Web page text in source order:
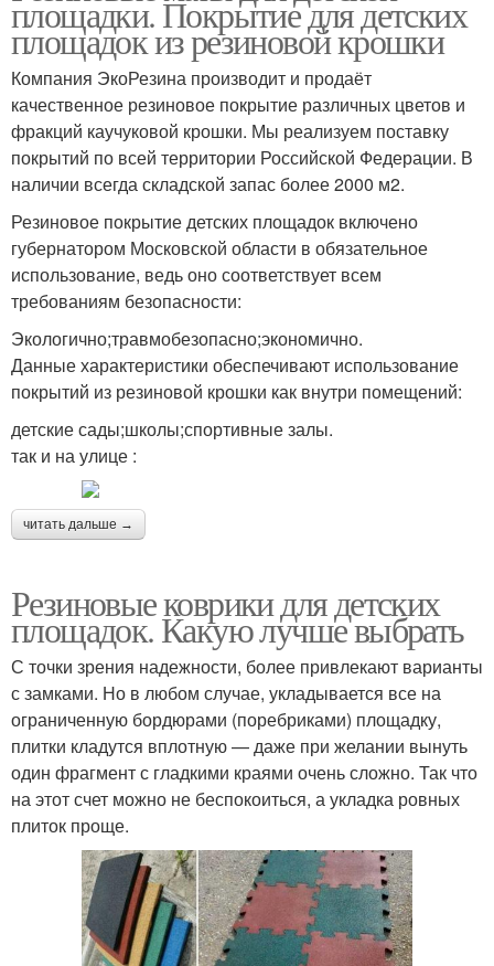
площадки. Покрытие для детских
площадок из резиновой крошки
Компания ЭкоРезина производит и продаёт
качественное резиновое покрытие различных цветов и
фракций каучуковой крошки. Мы реализуем поставку
покрытий по всей территории Российской Федерации. В
наличии всегда складской запас более 2000 м2.
Резиновое покрытие детских площадок включено
губернатором Московской области в обязательное
использование, ведь оно соответствует всем
требованиям безопасности:
Экологично;травмобезопасно;экономично.
Данные характеристики обеспечивают использование
покрытий из резиновой крошки как внутри помещений:
детские сады;школы;спортивные залы.
так и на улице :
читать дальше →
Резиновые коврики для детских
площадок. Какую лучше выбрать
С точки зрения надежности, более привлекают варианты
с замками. Но в любом случае, укладывается все на
ограниченную бордюрами (поребриками) площадку,
плитки кладутся вплотную — даже при желании вынуть
один фрагмент с гладкими краями очень сложно. Так что
на этот счет можно не беспокоиться, а укладка ровных
плиток проще.